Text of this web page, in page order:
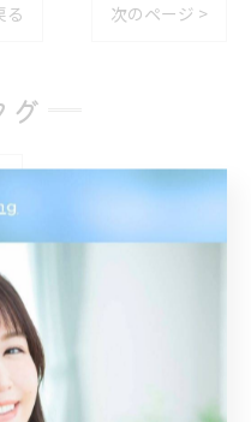
る 次のページ >
グ